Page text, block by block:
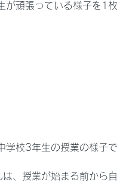
が頑張っている様子を1枚
学校3年生の授業の様子で
、授業が始まる前から自